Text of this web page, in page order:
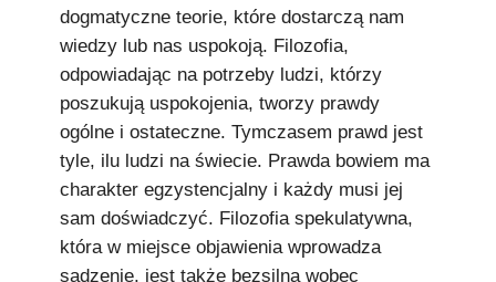
dogmatyczne teorie, które dostarczą nam
wiedzy lub nas uspokoją. Filozofia,
odpowiadając na potrzeby ludzi, którzy
poszukują uspokojenia, tworzy prawdy
ogólne i ostateczne. Tymczasem prawd jest
tyle, ilu ludzi na świecie. Prawda bowiem ma
charakter egzystencjalny i każdy musi jej
sam doświadczyć. Filozofia spekulatywna,
która w miejsce objawienia wprowadza
sądzenie, jest także bezsilna wobec